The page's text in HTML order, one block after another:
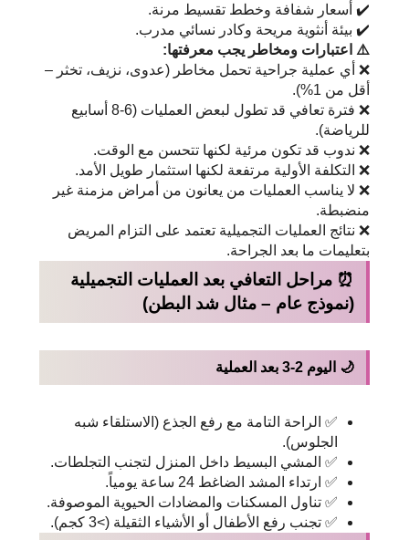
✔️ أسعار شفافة وخطط تقسيط مرنة.
✔️ بيئة أنثوية مريحة وكادر نسائي مدرب.
⚠️ اعتبارات ومخاطر يجب معرفتها:
❌ أي عملية جراحية تحمل مخاطر (عدوى، نزيف، تخثر –
أقل من 1%).
❌ فترة تعافي قد تطول لبعض العمليات (6-8 أسابيع
للرياضة).
❌ ندوب قد تكون مرئية لكنها تتحسن مع الوقت.
❌ التكلفة الأولية مرتفعة لكنها استثمار طويل الأمد.
❌ لا يناسب العمليات من يعانون من أمراض مزمنة غير
منضبطة.
❌ نتائج العمليات التجميلية تعتمد على التزام المريض
بتعليمات ما بعد الجراحة.
⏰ مراحل التعافي بعد العمليات التجميلية
(نموذج عام – مثال شد البطن)
🌙 اليوم 2-3 بعد العملية
✅ الراحة التامة مع رفع الجذع (الاستلقاء شبه
الجلوس).
✅ المشي البسيط داخل المنزل لتجنب التجلطات.
✅ ارتداء المشد الضاغط 24 ساعة يومياً.
✅ تناول المسكنات والمضادات الحيوية الموصوفة.
✅ تجنب رفع الأطفال أو الأشياء الثقيلة (>3 كجم).